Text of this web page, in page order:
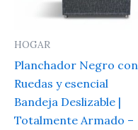
HOGAR
Planchador Negro con
Ruedas y esencial
Bandeja Deslizable |
Totalmente Armado –